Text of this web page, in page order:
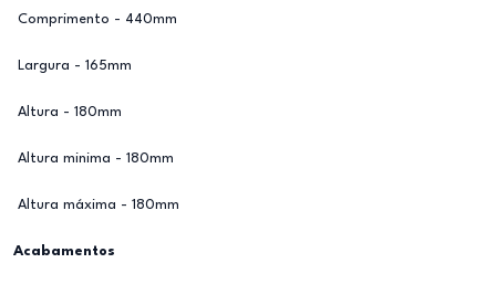
Comprimento - 440mm
Largura - 165mm
Altura - 180mm
Altura minima - 180mm
Altura máxima - 180mm
Acabamentos